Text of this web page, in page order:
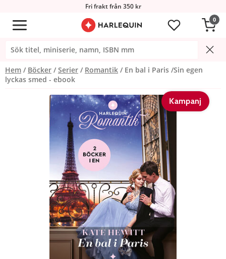
Fri frakt från 350 kr
0
Hem Böcker Serier Romantik
En bal i Paris /Sin egen
lyckas smed - ebook
Kampanj